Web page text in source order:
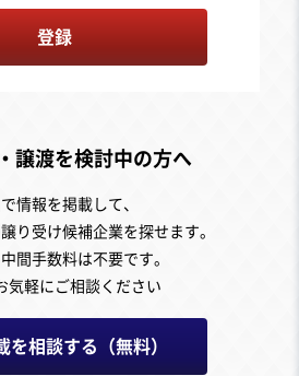
登録
譲渡を検討中の方へ
情報を掲載して、
り受け候補企業を探せます。
間手数料は不要です。
気軽にご相談ください
を相談する（無料）